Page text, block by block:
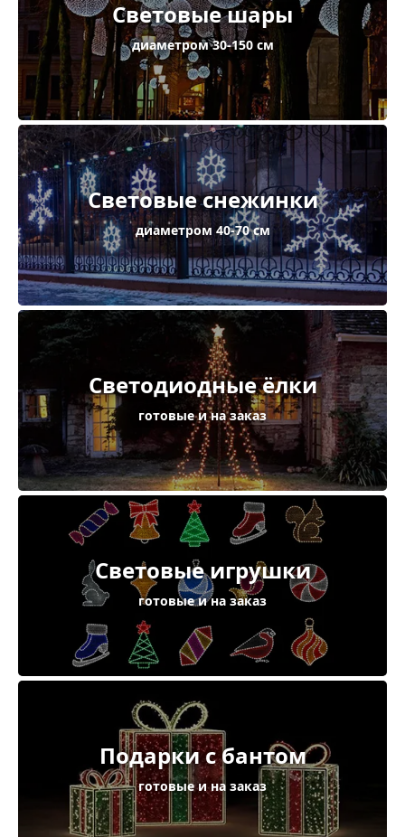
Световые шары
диаметром 30-150 см
Световые снежинки
диаметром 40-70 см
Светодиодные ёлки
готовые и на заказ
Световые игрушки
готовые и на заказ
Подарки с бантом
готовые и на заказ